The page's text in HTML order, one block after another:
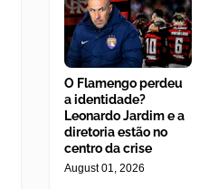
O Flamengo perdeu
a identidade?
Leonardo Jardim e a
diretoria estão no
centro da crise
August 01, 2026